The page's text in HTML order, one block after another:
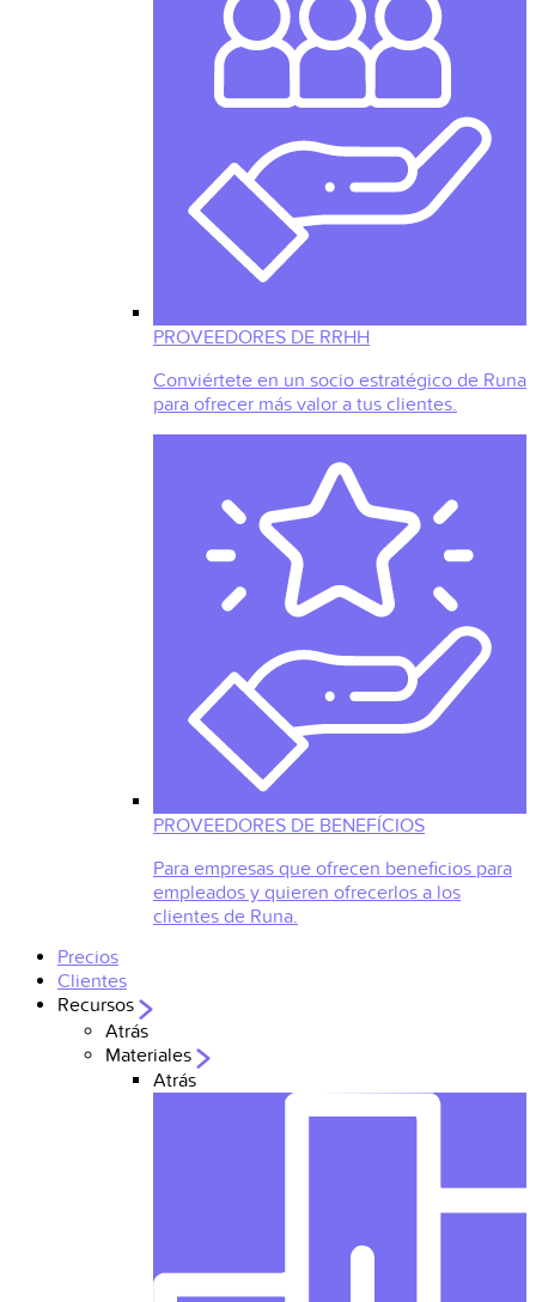
PROVEEDORES DE RRHH
Conviértete en un socio estratégico de Runa
para ofrecer más valor a tus clientes.
PROVEEDORES DE BENEFÍCIOS
Para empresas que ofrecen beneficios para
empleados y quieren ofrecerlos a los
clientes de Runa.
Precios
Clientes
Recursos
Atrás
Materiales
Atrás